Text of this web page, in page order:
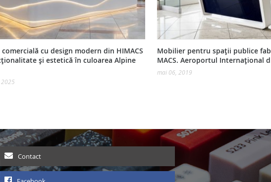
comercială cu design modern din HIMACS
și estetică în culoarea Alpine
Mobilier pentru spații publice
MACS. Aeroportul Internațional
mai 06, 2019
Contact